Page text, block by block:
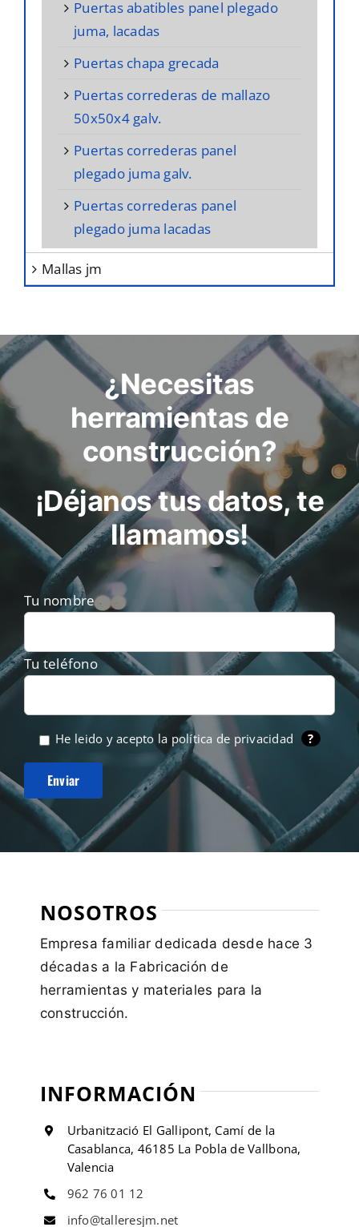
puertas abatibles panel plegado
juma, lacadas
puertas chapa grecada
puertas correderas de mallazo
50x50x4 galv.
puertas correderas panel
plegado juma galv.
puertas correderas panel
plegado juma lacadas
mallas jm
¿Necesitas
herramientas de
construcción?
¡Déjanos tus datos, te
llamamos!
Tu nombre
Tu teléfono
He leido y acepto la política de privacidad ?
NOSOTROS
Empresa familiar dedicada desde hace 3
décadas a la Fabricación de
herramientas y materiales para la
construcción.
INFORMACIÓN
Urbanització El Gallipont, Camí de la
Casablanca, 46185 La Pobla de Vallbona,
Valencia
962 76 01 12
info@talleresjm.net